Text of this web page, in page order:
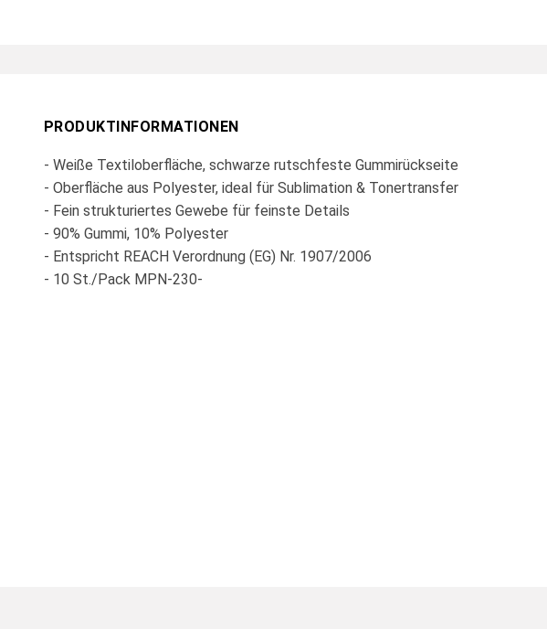
PRODUKTINFORMATIONEN
- Weiße Textiloberfläche, schwarze rutschfeste Gummirückseite
- Oberfläche aus Polyester, ideal für Sublimation & Tonertransfer
- Fein strukturiertes Gewebe für feinste Details
- 90% Gummi, 10% Polyester
- Entspricht REACH Verordnung (EG) Nr. 1907/2006
- 10 St./Pack MPN-230-